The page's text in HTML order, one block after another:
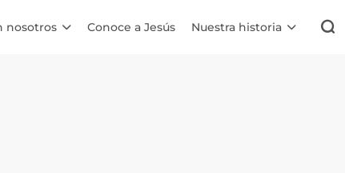
nosotros Conoce a Jesús Nuestra historia